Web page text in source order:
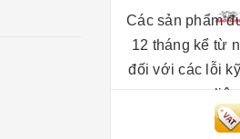
Các sản phẩm
12 tháng kể từ
đối với các lỗi
liệu.